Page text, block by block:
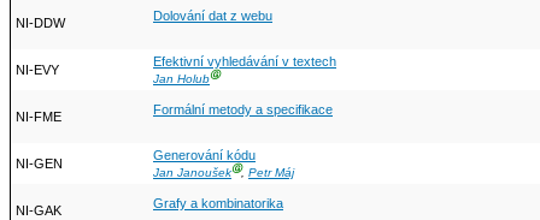
NI-DDW Dolování dat z webu
NI-EVY
Efektivní vyhledávání v textech
Jan HolubⒼ
NI-FME Formální metody a specifikace
NI-GEN
Generování kódu
Jan JanoušekⒼ, Petr Máj
NI-GAK Grafy a kombinatorika